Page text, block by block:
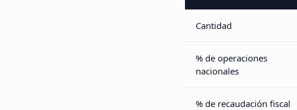
Cantidad
% de operaciones
nacionales
% de recaudación fiscal